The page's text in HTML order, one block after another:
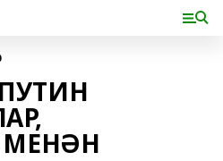
МЕНӘН